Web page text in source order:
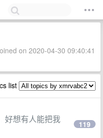
on 2020-04-30 09:40:41
list
好想有人能把我
119